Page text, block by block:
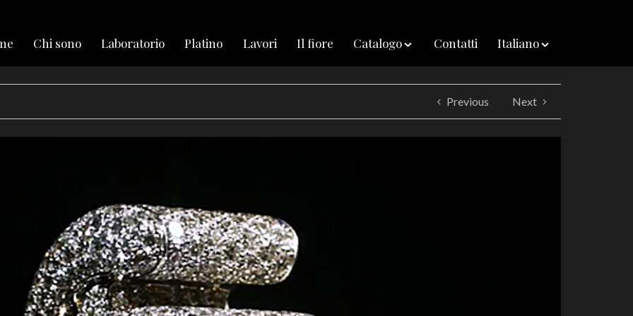
Chi sono Laboratorio Platino Lavori Il fiore Catalogo Contatti Italiano
Previous Next